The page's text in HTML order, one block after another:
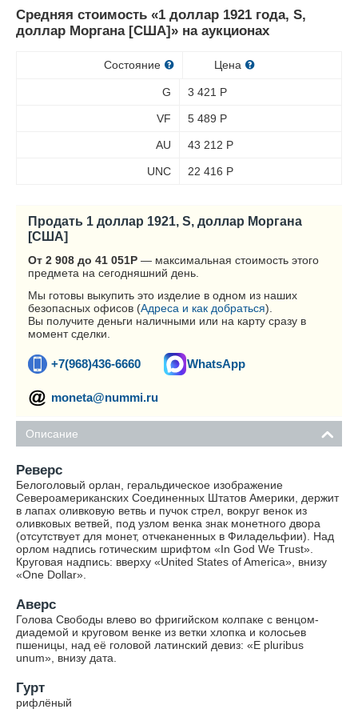
Средняя стоимость «1 доллар 1921 года, S,
доллар Моргана [США]» на аукционах
Состояние Цена
G 3 421 Р
VF 5 489 Р
AU 43 212 Р
UNC 22 416 Р
Продать 1 доллар 1921, S, доллар Моргана
[США]
От 2 908 до 41 051Р — максимальная стоимость этого
предмета на сегодняшний день.
Мы готовы выкупить это изделие в одном из наших
безопасных офисов (Адреса и как добраться).
Вы получите деньги наличными или на карту сразу в
момент сделки.
+7(968)436-6660 WhatsApp
moneta@nummi.ru
Описание
Реверс
Белоголовый орлан, геральдическое изображение
Североамериканских Соединенных Штатов Америки, держит
в лапах оливковую ветвь и пучок стрел, вокруг венок из
оливковых ветвей, под узлом венка знак монетного двора
(отсутствует для монет, отчеканенных в Филадельфии). Над
орлом надпись готическим шрифтом «In God We Trust».
Круговая надпись: вверху «United States of America», внизу
«One Dollar».
Аверс
Голова Свободы влево во фригийском колпаке с венцом-
диадемой и круговом венке из ветки хлопка и колосьев
пшеницы, над её головой латинский девиз: «E pluribus
unum», внизу дата.
Гурт
рифлёный